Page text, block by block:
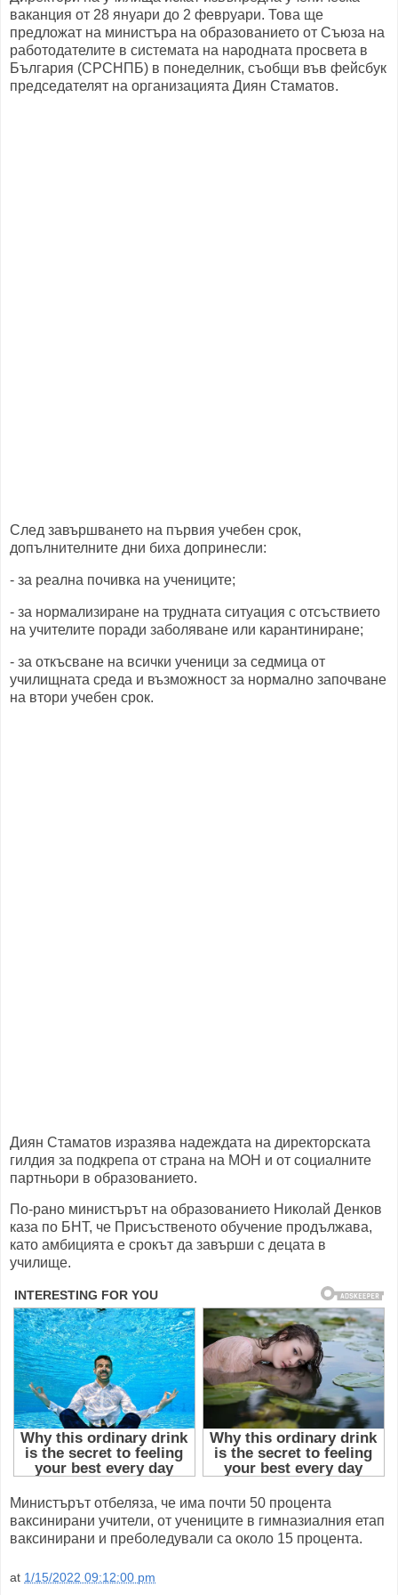
ваканция от 28 януари до 2 февруари. Това ще
предложат на министъра на образованието от Съюза на
работодателите в системата на народната просвета в
България (СРСНПБ) в понеделник, съобщи във фейсбук
председателят на организацията Диян Стаматов.
След завършването на първия учебен срок,
допълнителните дни биха допринесли:
- за реална почивка на учениците;
- за нормализиране на трудната ситуация с отсъствието
на учителите поради заболяване или карантиниране;
- за откъсване на всички ученици за седмица от
училищната среда и възможност за нормално започване
на втори учебен срок.
Диян Стаматов изразява надеждата на директорската
гилдия за подкрепа от страна на МОН и от социалните
партньори в образованието.
По-рано министърът на образованието Николай Денков
каза по БНТ, че Присъственото обучение продължава,
като амбицията е срокът да завърши с децата в
училище.
Министърът отбеляза, че има почти 50 процента
ваксинирани учители, от учениците в гимназиалния етап
ваксинирани и преболедували са около 15 процента.
at 1/15/2022 09:12:00 pm